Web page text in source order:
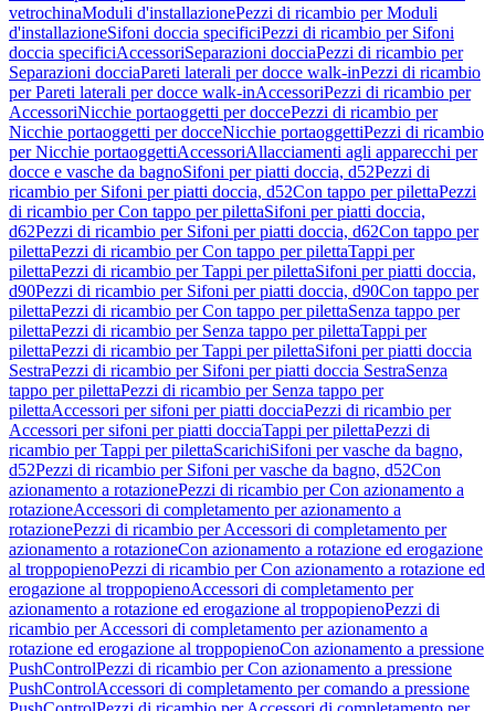
vetrochinaModuli d'installazionePezzi di ricambio per Moduli
d'installazioneSifoni doccia specificiPezzi di ricambio per Sifoni
doccia specificiAccessoriSeparazioni docciaPezzi di ricambio per
Separazioni docciaPareti laterali per docce walk-inPezzi di ricambio
per Pareti laterali per docce walk-inAccessoriPezzi di ricambio per
AccessoriNicchie portaoggetti per doccePezzi di ricambio per
Nicchie portaoggetti per docceNicchie portaoggettiPezzi di ricambio
per Nicchie portaoggettiAccessoriAllacciamenti agli apparecchi per
docce e vasche da bagnoSifoni per piatti doccia, d52Pezzi di
ricambio per Sifoni per piatti doccia, d52Con tappo per pilettaPezzi
di ricambio per Con tappo per pilettaSifoni per piatti doccia,
d62Pezzi di ricambio per Sifoni per piatti doccia, d62Con tappo per
pilettaPezzi di ricambio per Con tappo per pilettaTappi per
pilettaPezzi di ricambio per Tappi per pilettaSifoni per piatti doccia,
d90Pezzi di ricambio per Sifoni per piatti doccia, d90Con tappo per
pilettaPezzi di ricambio per Con tappo per pilettaSenza tappo per
pilettaPezzi di ricambio per Senza tappo per pilettaTappi per
pilettaPezzi di ricambio per Tappi per pilettaSifoni per piatti doccia
SestraPezzi di ricambio per Sifoni per piatti doccia SestraSenza
tappo per pilettaPezzi di ricambio per Senza tappo per
pilettaAccessori per sifoni per piatti docciaPezzi di ricambio per
Accessori per sifoni per piatti docciaTappi per pilettaPezzi di
ricambio per Tappi per pilettaScarichiSifoni per vasche da bagno,
d52Pezzi di ricambio per Sifoni per vasche da bagno, d52Con
azionamento a rotazionePezzi di ricambio per Con azionamento a
rotazioneAccessori di completamento per azionamento a
rotazionePezzi di ricambio per Accessori di completamento per
azionamento a rotazioneCon azionamento a rotazione ed erogazione
al troppopienoPezzi di ricambio per Con azionamento a rotazione ed
erogazione al troppopienoAccessori di completamento per
azionamento a rotazione ed erogazione al troppopienoPezzi di
ricambio per Accessori di completamento per azionamento a
rotazione ed erogazione al troppopienoCon azionamento a pressione
PushControlPezzi di ricambio per Con azionamento a pressione
PushControlAccessori di completamento per comando a pressione